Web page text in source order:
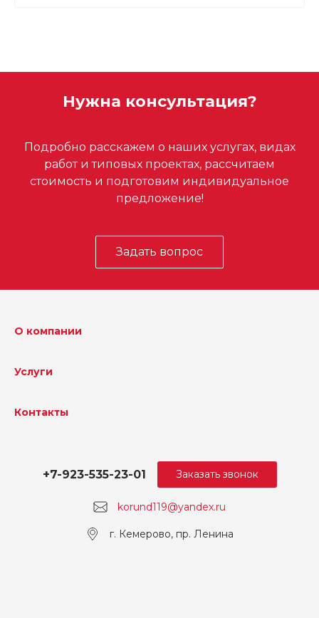
Нужна консультация?
Подробно расскажем о наших услугах, видах
работ и типовых проектах, рассчитаем
стоимость и подготовим индивидуальное
предложение!
Задать вопрос
О компании
Услуги
Контакты
korund119@yandex.ru
+7-923-535-23-01
г. Кемерово, пр. Ленина
Заказать звонок